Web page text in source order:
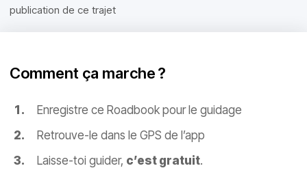
publication de ce trajet
Comment ça marche ?
Enregistre ce Roadbook pour le guidage
Retrouve-le dans le GPS de l’app
Laisse-toi guider, c’est gratuit.